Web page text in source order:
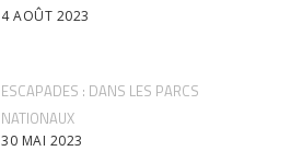
4 AOÛT 2023
ESCAPADES : DANS LES PARCS
NATIONAUX
30 MAI 2023